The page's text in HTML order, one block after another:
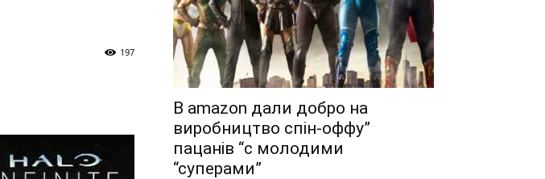
197
В amazon дали добро на
виробництво спін-оффу”
пацанів “c молодими
“суперами”